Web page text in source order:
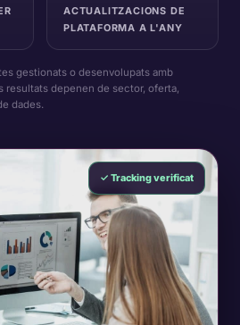
ACTUALITZACIONS DE
PLATAFORMA A L'ANY
gestionats o desenvolupats amb
resultats depenen de sector, oferta,
dades.
✓ Tracking verificat